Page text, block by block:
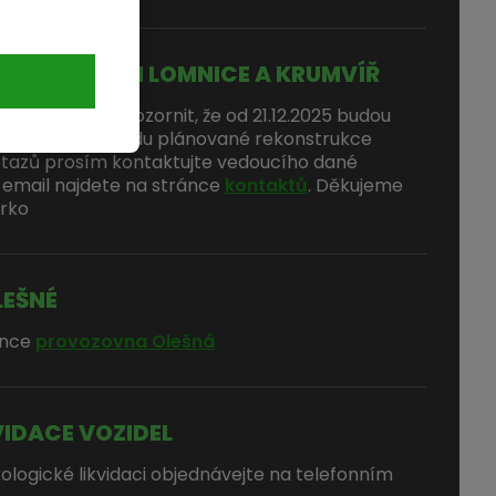
LOMNICE A KRUMVÍŘ
si Vás upozornit, že od 21.12.2025 budou
z důvodu plánované rekonstrukce
prosím kontaktujte vedoucího dané
najdete na stránce kontaktů. Děkujeme
provozovna Olešná
VOZIDEL
likvidaci objednávejte na telefonním